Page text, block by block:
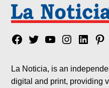
Facebook
TwitterYouTubeInstagram
Linkedin
La Noticia, is an
digital and print, providing